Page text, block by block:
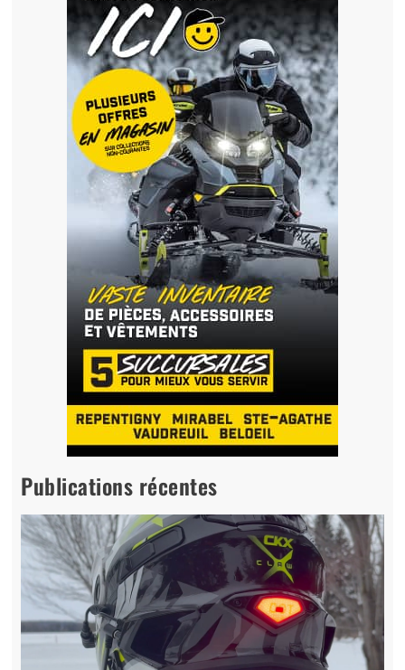
Publications récentes